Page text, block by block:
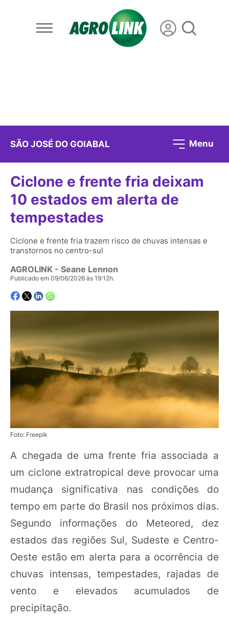
SÃO JOSÉ DO GOIABAL Menu
Ciclone e frente fria deixam
10 estados em alerta de
tempestades
Ciclone e frente fria trazem risco de chuvas intensas e
transtornos no centro-sul
AGROLINK - Seane Lennon
Publicado em 09/06/2026 às 19:12h.
Foto: Freepik
A chegada de uma frente fria associada a
um ciclone extratropical deve provocar uma
mudança significativa nas condições do
tempo em parte do Brasil nos próximos dias.
Segundo informações do Meteored, dez
estados das regiões Sul, Sudeste e Centro-
Oeste estão em alerta para a ocorrência de
chuvas intensas, tempestades, rajadas de
vento e elevados acumulados de
precipitação.